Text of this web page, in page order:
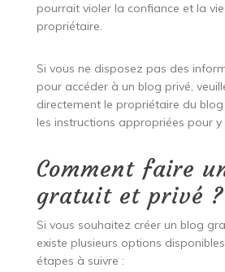
pourrait violer la confiance et la
propriétaire.
Si vous ne disposez pas des
pour accéder à un blog privé,
directement le propriétaire du
les instructions appropriées pour y
Comment faire
gratuit et privé ?
Si vous souhaitez créer un blog
existe plusieurs options
étapes à suivre :